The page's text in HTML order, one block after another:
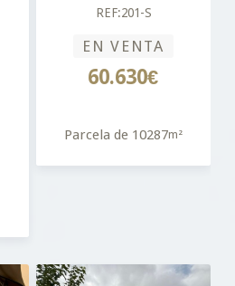
REF:201-S
EN VENTA
60.630€
Parcela de 10287m²